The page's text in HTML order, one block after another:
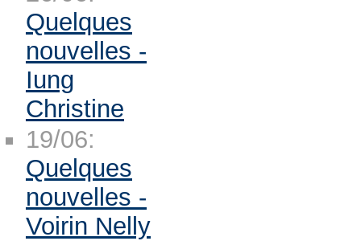
Quelques
nouvelles -
Iung
Christine
19/06:
Quelques
nouvelles -
Voirin Nelly